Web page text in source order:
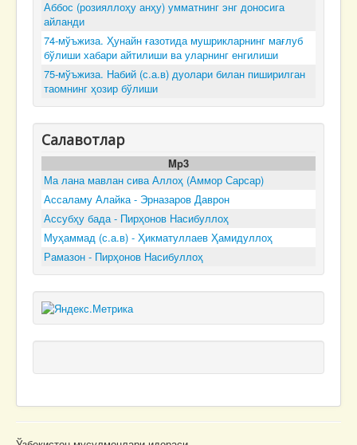
Аббос (розияллоҳу анҳу) умматнинг энг доносига
айланди
74-мўъжиза. Ҳунайн ғазотида мушрикларнинг мағлуб
бўлиши хабари айтилиши ва уларнинг енгилиши
75-мўъжиза. Набий (с.а.в) дуолари билан пиширилган
таомнинг ҳозир бўлиши
Салавотлар
Mp3
Ма лана мавлан сива Аллоҳ (Аммор Сарсар)
Ассаламу Алайка - Эрназаров Даврон
Ассубҳу бада - Пирҳонов Насибуллоҳ
Муҳаммад (с.а.в) - Ҳикматуллаев Ҳамидуллоҳ
Рамазон - Пирҳонов Насибуллоҳ